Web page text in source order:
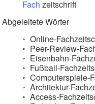
Fach zeitschrift
Abgeleitete Wörter
Online-
Peer-Review-
Eisenbahn-
Fußball-
Computerspiele-
Architektur-
Access-